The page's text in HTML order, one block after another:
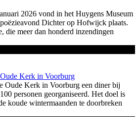
2026 vond in het Huygens Museum
Dichter op Hofwijck plaats.
die meer dan honderd inzendingen
Kerk in Voorburg
Oude Kerk in Voorburg een diner bij
personen georganiseerd. Het doel is
koude wintermaanden te doorbreken